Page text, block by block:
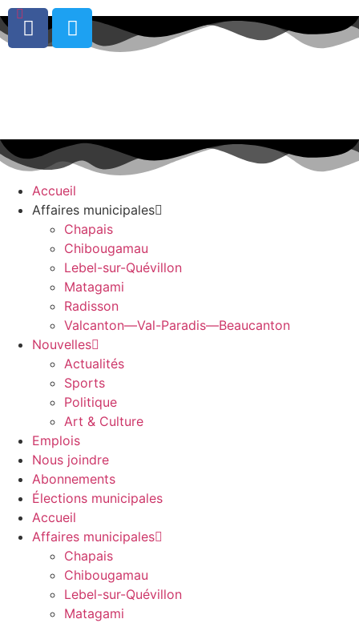
0
Accueil
Affaires municipales
Chapais
Chibougamau
Lebel-sur-Quévillon
Matagami
Radisson
Valcanton—Val-Paradis—Beaucanton
Nouvelles
Actualités
Sports
Politique
Art & Culture
Emplois
Nous joindre
Abonnements
Élections municipales
Accueil
Affaires municipales
Chapais
Chibougamau
Lebel-sur-Quévillon
Matagami